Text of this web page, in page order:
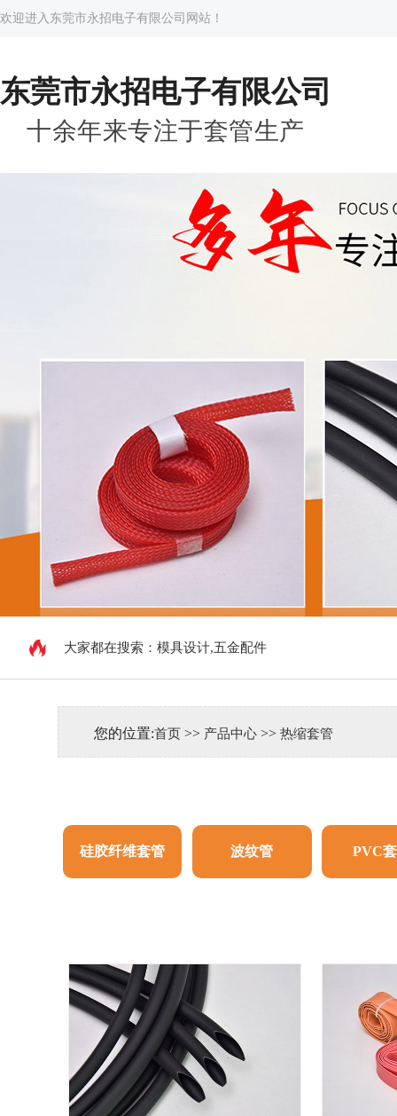
欢迎进入东莞市永招电子有限公司网站！
东莞市永招电子有限公司
十余年来专注于套管生产
大家都在搜索： 模具设计,五金配件
您的位置:首页 >> 产品中心 >> 热缩套管
硅胶纤维套管 波纹管 PVC